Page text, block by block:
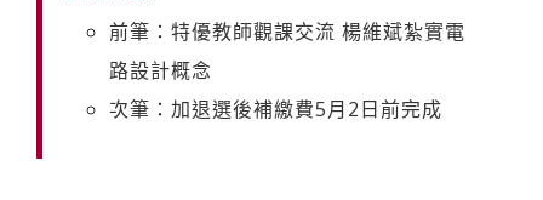
前筆：特優教師觀課交流 楊維斌紮實電
路設計概念
次筆：加退選後補繳費5月2日前完成